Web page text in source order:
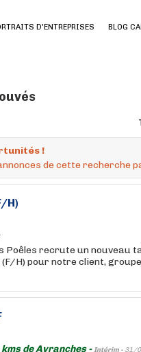
D'ENTREPRISES BLOG
!
de cette recherche
H)
Poêles recrute un nouveau
(F/H) pour notre client,
de Avranches -Intérim - 31/